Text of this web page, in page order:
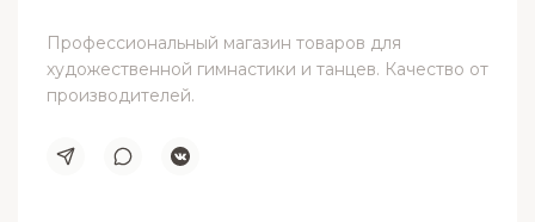
Профессиональный магазин товаров для
художественной гимнастики и танцев. Качество от
производителей.